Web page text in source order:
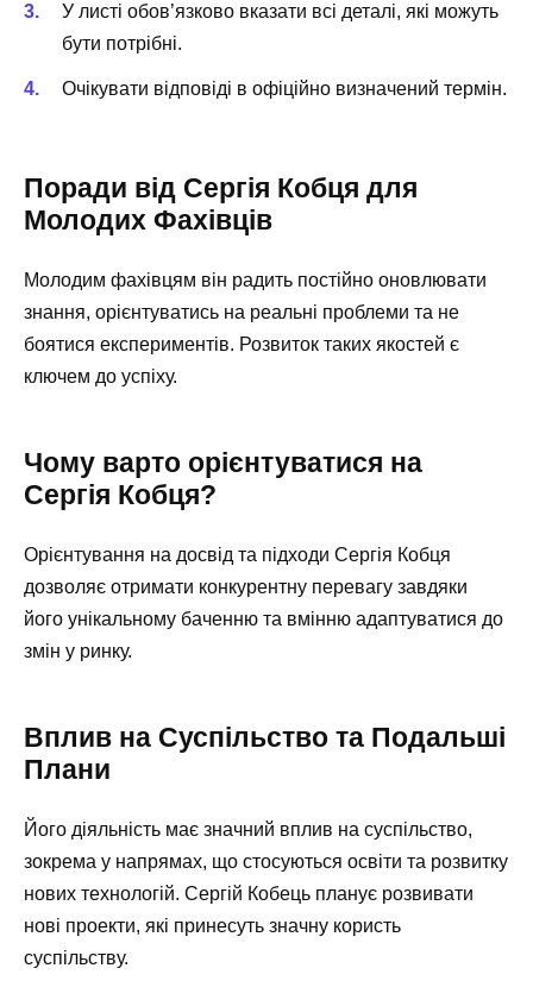
У листі обов’язково вказати всі деталі, які можуть
бути потрібні.
Очікувати відповіді в офіційно визначений термін.
Поради від Сергія Кобця для
Молодих Фахівців
Молодим фахівцям він радить постійно оновлювати
знання, орієнтуватись на реальні проблеми та не
боятися експериментів. Розвиток таких якостей є
ключем до успіху.
Чому варто орієнтуватися на
Сергія Кобця?
Орієнтування на досвід та підходи Сергія Кобця
дозволяє отримати конкурентну перевагу завдяки
його унікальному баченню та вмінню адаптуватися до
змін у ринку.
Вплив на Суспільство та Подальші
Плани
Його діяльність має значний вплив на суспільство,
зокрема у напрямах, що стосуються освіти та розвитку
нових технологій. Сергій Кобець планує розвивати
нові проекти, які принесуть значну користь
суспільству.